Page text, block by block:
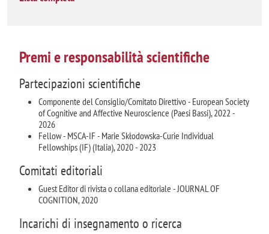
Premi e responsabilità scientifiche
Partecipazioni scientifiche
Componente del Consiglio/Comitato Direttivo - European Society
of Cognitive and Affective Neuroscience (Paesi Bassi), 2022 -
2026
Fellow - MSCA-IF - Marie Skłodowska-Curie Individual
Fellowships (IF) (Italia), 2020 - 2023
Comitati editoriali
Guest Editor di rivista o collana editoriale - JOURNAL OF
COGNITION, 2020
Incarichi di insegnamento o ricerca